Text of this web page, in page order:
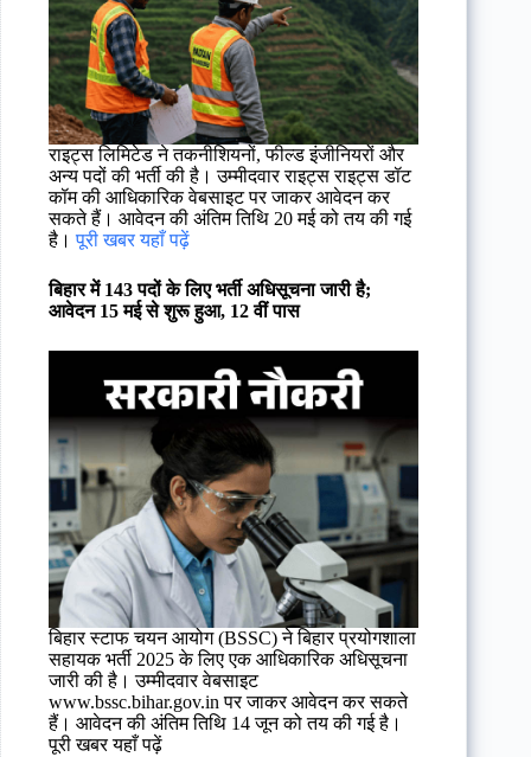
राइट्स लिमिटेड ने तकनीशियनों, फील्ड इंजीनियरों और
अन्य पदों की भर्ती की है। उम्मीदवार राइट्स राइट्स डॉट
कॉम की आधिकारिक वेबसाइट पर जाकर आवेदन कर
सकते हैं। आवेदन की अंतिम तिथि 20 मई को तय की गई
है।पूरी खबर यहाँ पढ़ें
बिहार में 143 पदों के लिए भर्ती अधिसूचना जारी है;
आवेदन 15 मई से शुरू हुआ, 12 वीं पास
बिहार स्टाफ चयन आयोग (BSSC) ने बिहार प्रयोगशाला
सहायक भर्ती 2025 के लिए एक आधिकारिक अधिसूचना
जारी की है। उम्मीदवार वेबसाइट
www.bssc.bihar.gov.in पर जाकर आवेदन कर सकते
हैं। आवेदन की अंतिम तिथि 14 जून को तय की गई है।
पूरी खबर यहाँ पढ़ें